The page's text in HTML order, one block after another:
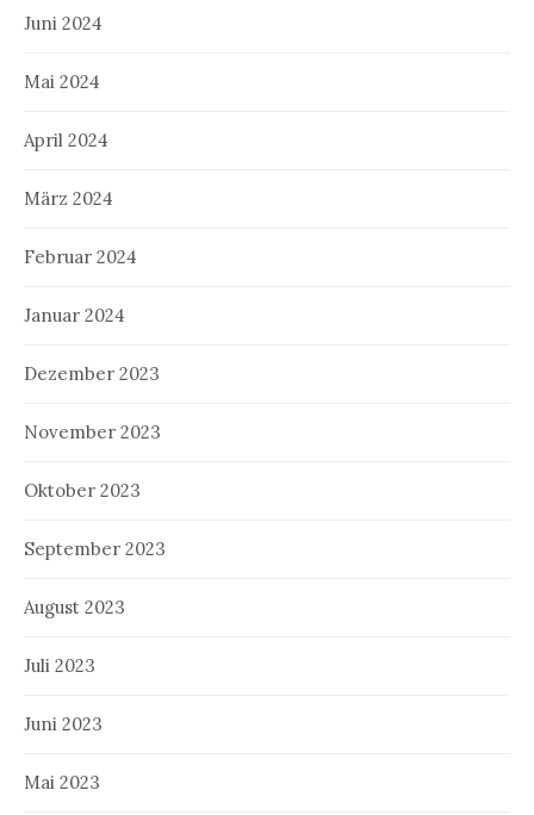
Juni 2024
Mai 2024
April 2024
März 2024
Februar 2024
Januar 2024
Dezember 2023
November 2023
Oktober 2023
September 2023
August 2023
Juli 2023
Juni 2023
Mai 2023